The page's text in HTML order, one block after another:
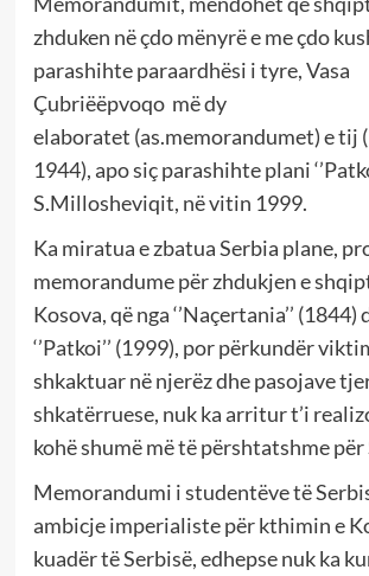
zhduken në çdo mënyrë e me çdo
parashihte paraardhësi i tyre, Vasa
Çubriëëpvoqo më dy
elaboratet (as.memorandumet) e tij
1944), apo siç parashihte plani
S.Millosheviqit, në vitin 1999.
Ka miratua e zbatua Serbia plane,
memorandume për zhdukjen e
Kosova, që nga ‘’Naçertania’’
‘’Patkoi’’ (1999), por përkundër
shkaktuar në njerëz dhe pasojave
shkatërruese, nuk ka arritur t’i
kohë shumë më të përshtatshme për
Memorandumi i studentëve të
ambicje imperialiste për kthimin e
kuadër të Serbisë, edhepse nuk ka